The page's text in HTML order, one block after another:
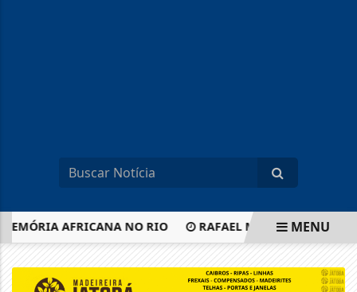
AFRICANA NO RIO RAFAEL MOTTA CONFIRMA PV
MENU